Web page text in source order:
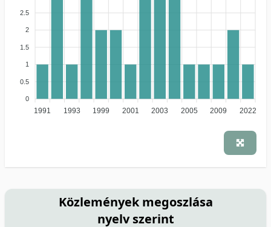
2.5
2
1.5
1
0.5
0
1991 1993 1999 2001 2003 2005 2009 2022
Közlemények megoszlása
nyelv szerint